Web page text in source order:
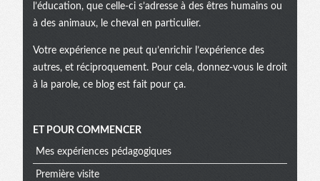
l’éducation, que celle-ci s’adresse à des êtres humains ou
à des animaux, le cheval en particulier.
Votre expérience ne peut qu’enrichir l’expérience des
autres, et réciproquement. Pour cela, donnez-vous le droit
à la parole, ce blog est fait pour ça.
ET POUR COMMENCER
Mes expériences pédagogiques
Première visite